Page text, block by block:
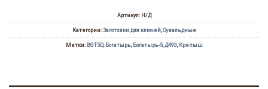
Артикул: Н/Д
Категории: Заготовки для ключей, Сувальдные
Метки: BGT5D, Богатырь, Богатырь-5, Д493, Крепыш